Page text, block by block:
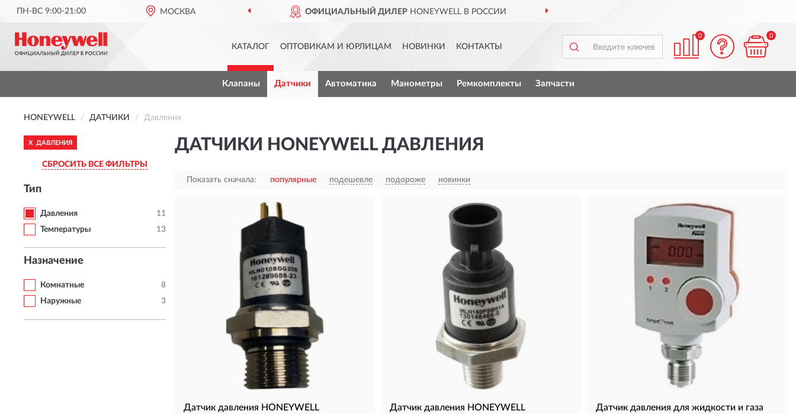
ПН-ВС 9:00-21:00 МОСКВА ОФИЦИАЛЬНЫЙ ДИЛЕРHONEYWELL В РОССИИ
КАТАЛОГ ОПТОВИКАМ И ЮРЛИЦАМ НОВИНКИ КОНТАКТЫ
0 0
Клапаны Датчики Автоматика Манометры Ремкомплекты Запчасти
HONEYWELL ДАТЧИКИ Давления
X ДАВЛЕНИЯ
СБРОСИТЬ ВСЕ ФИЛЬТРЫ
Тип
Давления
11
Температуры
13
Назначение
Комнатные
8
Наружные
3
ДАТЧИКИ HONEYWELL ДАВЛЕНИЯ
Показать сначала: популярные подешевле подороже новинки
Датчик давления HONEYWELL
Датчик давления HONEYWELL
Датчик давления для жидкости и газа